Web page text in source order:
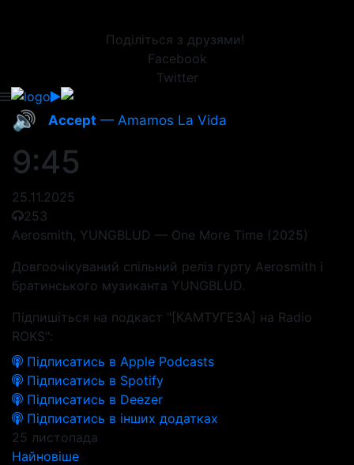
Поділіться з друзями!
Facebook
Twitter
🔊 Accept — Amamos La Vida
9:45
25.11.2025
253
Aerosmith, YUNGBLUD — One More Time (2025)
Довгоочікуваний спільний реліз гурту Aerosmith і
братинського музиканта YUNGBLUD.
Підпишіться на подкаст "[КАМТУГЕЗА] на Radio
ROKS":
Підписатись в Apple Podcasts
Підписатись в Spotify
Підписатись в Deezer
Підписатись в інших додатках
25 листопада
Найновіше